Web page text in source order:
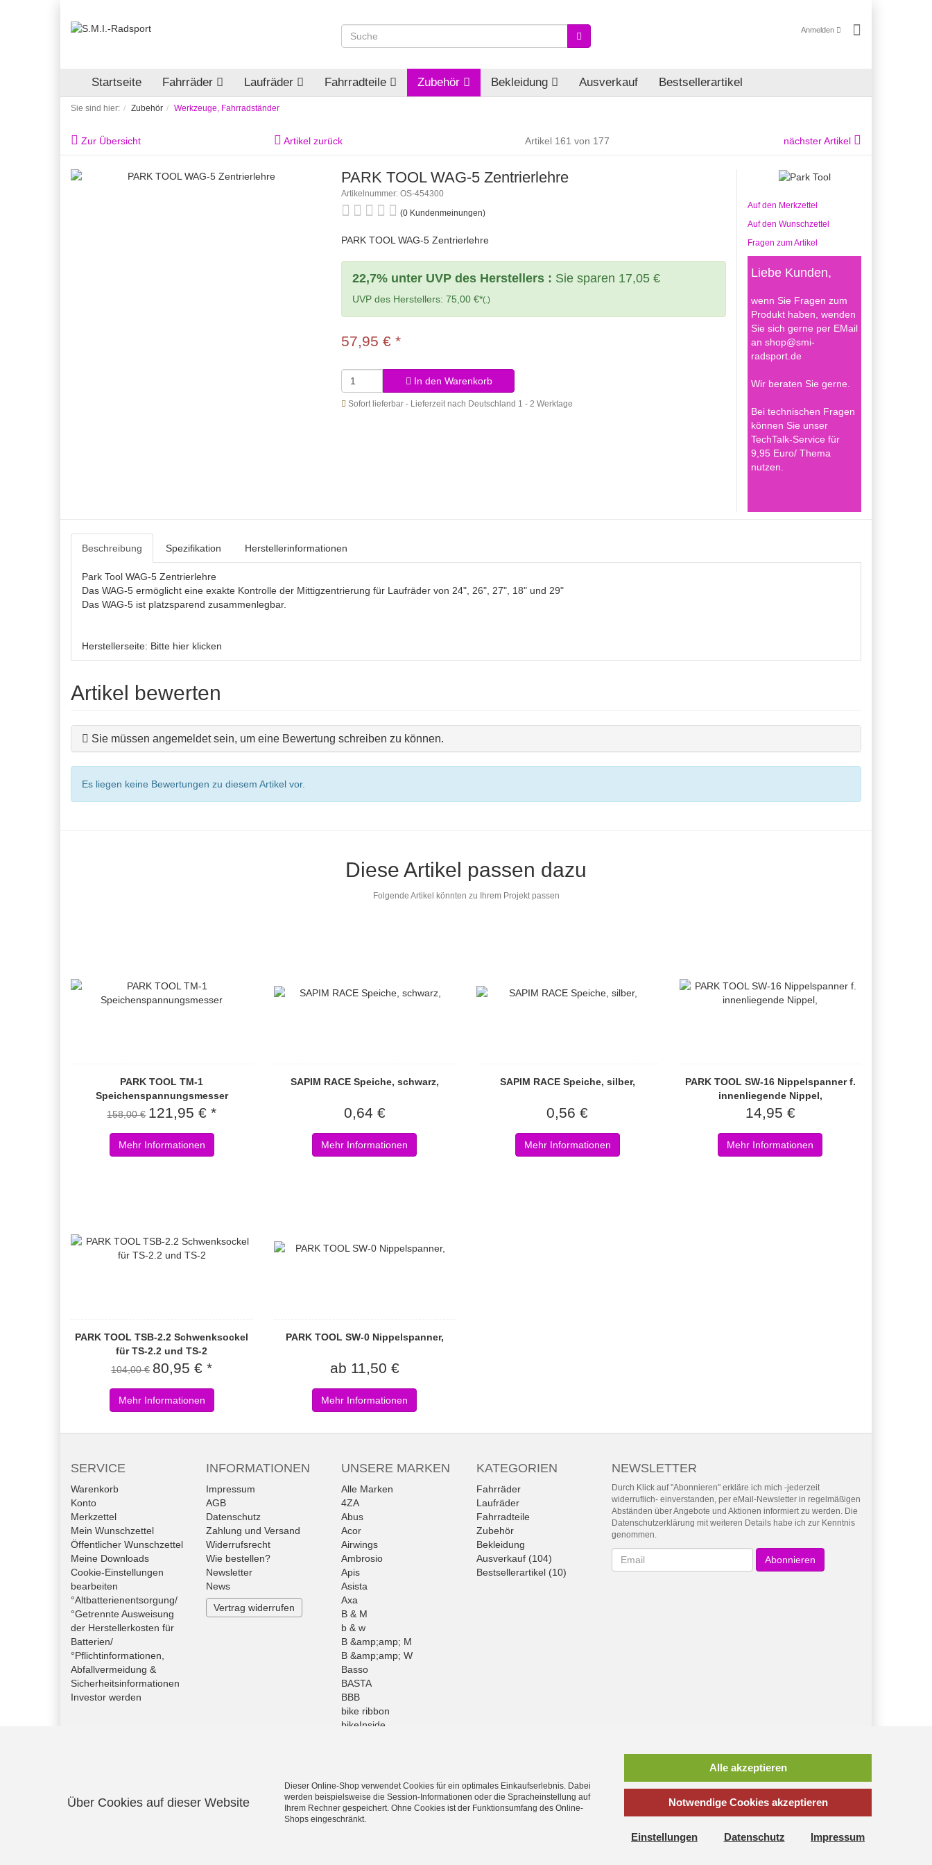
Anmelden
Startseite Fahrräder Laufräder Fahrradteile Zubehör Bekleidung Ausverkauf Bestsellerartikel
Sie sind hier: Zubehör Werkzeuge, Fahrradständer
Zur Übersicht Artikel zurück Artikel 161 von 177 nächster Artikel
PARK TOOL WAG-5 Zentrierlehre
Artikelnummer: OS-454300
(0 Kundenmeinungen)
PARK TOOL WAG-5 Zentrierlehre
22,7% unter UVP des Herstellers : Sie sparen 17,05 €
UVP des Herstellers: 75,00 €*(.)
57,95 € *
In den Warenkorb
Sofort lieferbar - Lieferzeit nach Deutschland 1 - 2 Werktage
Auf den Merkzettel
Auf den Wunschzettel
Fragen zum Artikel
Liebe Kunden,
wenn Sie Fragen zum
Produkt haben, wenden
Sie sich gerne per EMail
an shop@smi-
radsport.de
Wir beraten Sie gerne.
Bei technischen Fragen
können Sie unser
TechTalk-Service für
9,95 Euro/ Thema
nutzen.
Beschreibung Spezifikation Herstellerinformationen
Park Tool WAG-5 Zentrierlehre
Das WAG-5 ermöglicht eine exakte Kontrolle der Mittigzentrierung für Laufräder von 24", 26", 27", 18" und 29"
Das WAG-5 ist platzsparend zusammenlegbar.
Herstellerseite: Bitte hier klicken
Artikel bewerten
Sie müssen angemeldet sein, um eine Bewertung schreiben zu können.
Es liegen keine Bewertungen zu diesem Artikel vor.
Diese Artikel passen dazu
Folgende Artikel könnten zu Ihrem Projekt passen
PARK TOOL TM-1
Speichenspannungsmesser
158,00 € 121,95 € *
Mehr Informationen
SAPIM RACE Speiche, schwarz,
0,64 €
Mehr Informationen
SAPIM RACE Speiche, silber,
0,56 €
Mehr Informationen
PARK TOOL SW-16 Nippelspanner f.
innenliegende Nippel,
14,95 €
Mehr Informationen
PARK TOOL TSB-2.2 Schwenksockel
für TS-2.2 und TS-2
104,00 € 80,95 € *
Mehr Informationen
PARK TOOL SW-0 Nippelspanner,
ab 11,50 €
Mehr Informationen
SERVICE
Warenkorb
Konto
Merkzettel
Mein Wunschzettel
Öffentlicher Wunschzettel
Meine Downloads
Cookie-Einstellungen
bearbeiten
°Altbatterienentsorgung/
°Getrennte Ausweisung
der Herstellerkosten für
Batterien/
°Pflichtinformationen,
Abfallvermeidung &
Sicherheitsinformationen
Investor werden
INFORMATIONEN
Impressum
AGB
Datenschutz
Zahlung und Versand
Widerrufsrecht
Wie bestellen?
Newsletter
News
Vertrag widerrufen
UNSERE MARKEN
Alle Marken
4ZA
Abus
Acor
Airwings
Ambrosio
Apis
Asista
Axa
B & M
b & w
B &amp;amp; M
B &amp;amp; W
Basso
BASTA
BBB
bike ribbon
bikeInside
Mehr
KATEGORIEN
Fahrräder
Laufräder
Fahrradteile
Zubehör
Bekleidung
Ausverkauf (104)
Bestsellerartikel (10)
NEWSLETTER
Durch Klick auf "Abonnieren" erkläre ich mich -jederzeit
widerruflich- einverstanden, per eMail-Newsletter in regelmäßigen
Abständen über Angebote und Aktionen informiert zu werden. Die
Datenschutzerklärung mit weiteren Details habe ich zur Kenntnis
genommen.
Newsletter Abonnieren
Über Cookies auf dieser Website
Dieser Online-Shop verwendet Cookies für ein optimales Einkaufserlebnis. Dabei
werden beispielsweise die Session-Informationen oder die Spracheinstellung auf
Ihrem Rechner gespeichert. Ohne Cookies ist der Funktionsumfang des Online-
Shops eingeschränkt.
Alle akzeptieren
Notwendige Cookies akzeptieren
Einstellungen Datenschutz Impressum